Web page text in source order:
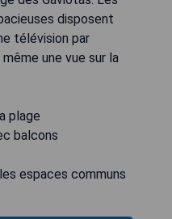
disposent
télévision par
une vue sur la
plage
balcons
espaces communs